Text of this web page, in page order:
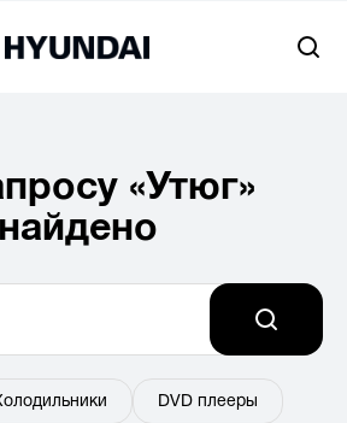
«Утюг»
найдено
DVD плееры